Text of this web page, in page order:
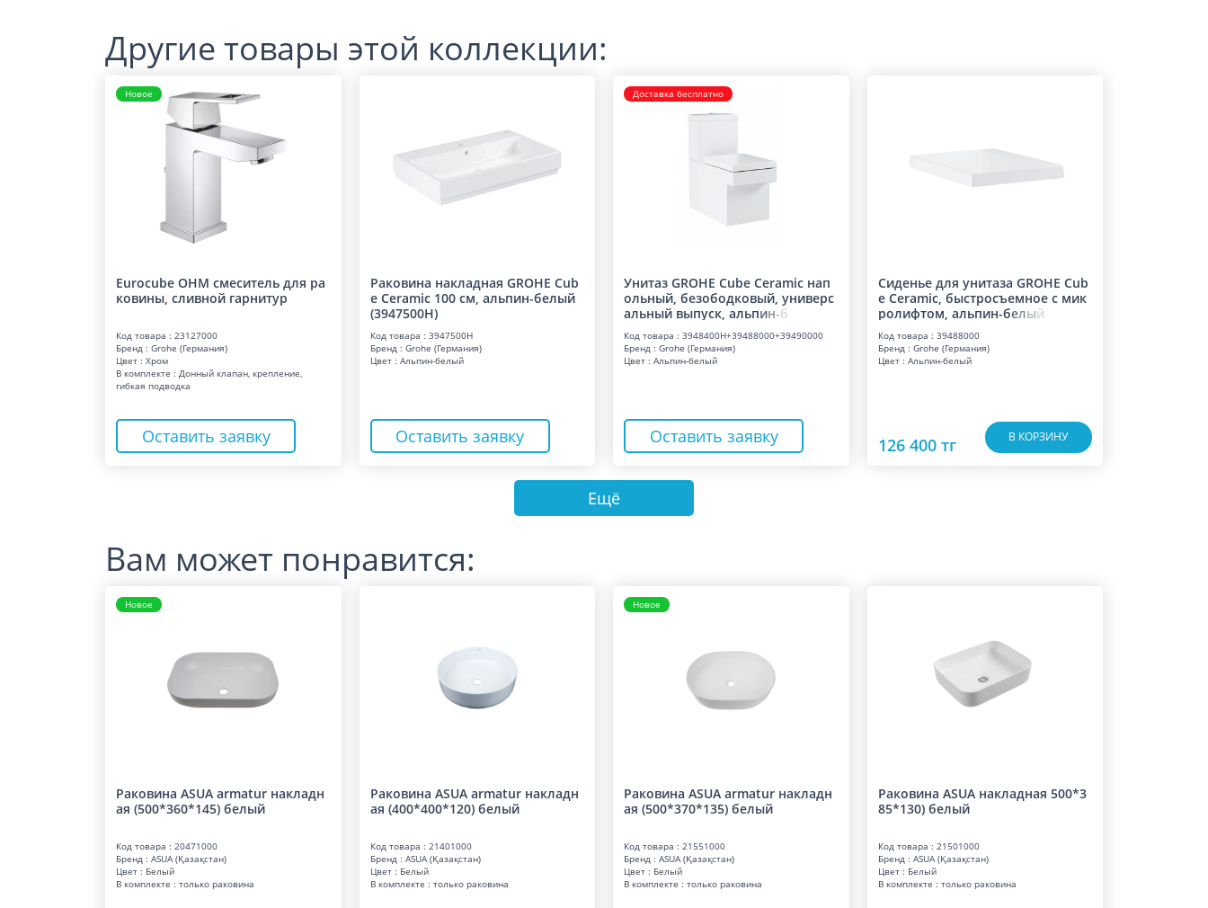
Другие товары этой коллекции:
Новое
Eurocube OHM смеситель для ра
ковины, сливной гарнитур
Код товара : 23127000
Бренд : Grohe (Германия)
Цвет : Хром
В комплекте : Донный клапан, крепление,
гибкая подводка
Оставить заявку
Раковина накладная GROHE Cub
e Ceramic 100 см, альпин-белый
(3947500H)
Код товара : 3947500H
Бренд : Grohe (Германия)
Цвет : Альпин-белый
Оставить заявку
Доставка бесплатно
Унитаз GROHE Cube Ceramic нап
ольный, безободковый, универс
альный выпуск, альпин-б
Код товара : 3948400H+39488000+39490000
Бренд : Grohe (Германия)
Цвет : Альпин-белый
Оставить заявку
Сиденье для унитаза GROHE Cub
e Ceramic, быстросъемное с мик
ролифтом, альпин-белый
Код товара : 39488000
Бренд : Grohe (Германия)
Цвет : Альпин-белый
126 400 тг В КОРЗИНУ
Ещё
Вам может понравится:
Новое
Раковина ASUA armatur накладн
ая (500*360*145) белый
Код товара : 20471000
Бренд : ASUA (Қазақстан)
Цвет : Белый
В комплекте : только раковина
Раковина ASUA armatur накладн
ая (400*400*120) белый
Код товара : 21401000
Бренд : ASUA (Қазақстан)
Цвет : Белый
В комплекте : только раковина
Новое
Раковина ASUA armatur накладн
ая (500*370*135) белый
Код товара : 21551000
Бренд : ASUA (Қазақстан)
Цвет : Белый
В комплекте : только раковина
Раковина ASUA накладная 500*3
85*130) белый
Код товара : 21501000
Бренд : ASUA (Қазақстан)
Цвет : Белый
В комплекте : только раковина